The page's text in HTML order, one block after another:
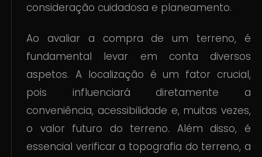
consideração cuidadosa e planeamento.
Ao avaliar a compra de um terreno, é
fundamental levar em conta diversos
aspetos. A localização é um fator crucial,
pois influenciará diretamente a
conveniência, acessibilidade e, muitas vezes,
o valor futuro do terreno. Além disso, é
essencial verificar a topografia do terreno, a